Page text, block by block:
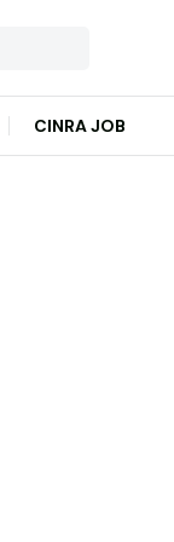
CINRA JOB